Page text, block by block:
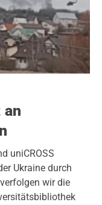
uniCROSS
Ukraine durch
wir die